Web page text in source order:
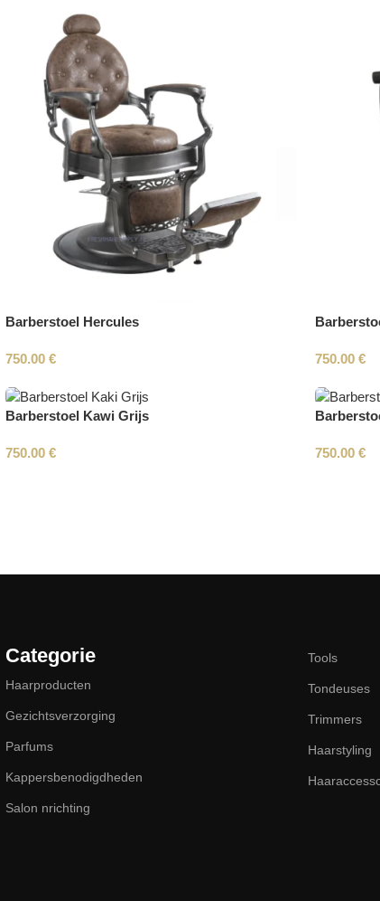
Barberstoel Hercules
750.00 € 750.00 €
Barberstoel Kawi Grijs
750.00 € 750.00 €
Categorie
Haarproducten
Gezichtsverzorging
Parfums
Kappersbenodigdheden
Salon nrichting
Tools
Tondeuses
Trimmers
Haarstyling